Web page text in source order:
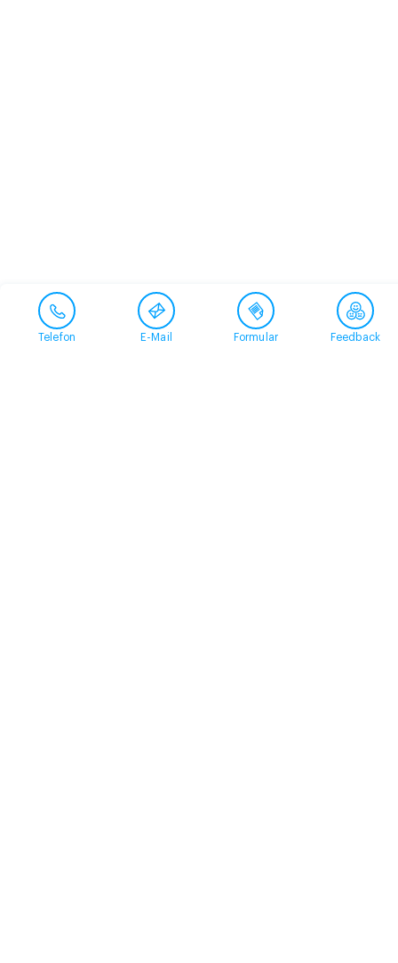
Telefon E-Mail Formular Feedback